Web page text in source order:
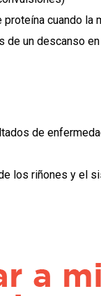
cuando la
un descanso
de
los riñones y el